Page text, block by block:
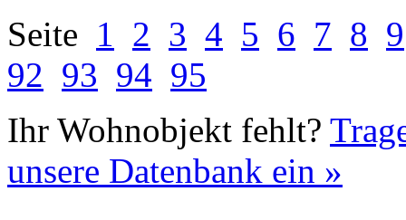
Seite 1 2 3 4 5 6 7 8 9
92 93 94 95
Ihr Wohnobjekt fehlt?
unsere Datenbank ein »